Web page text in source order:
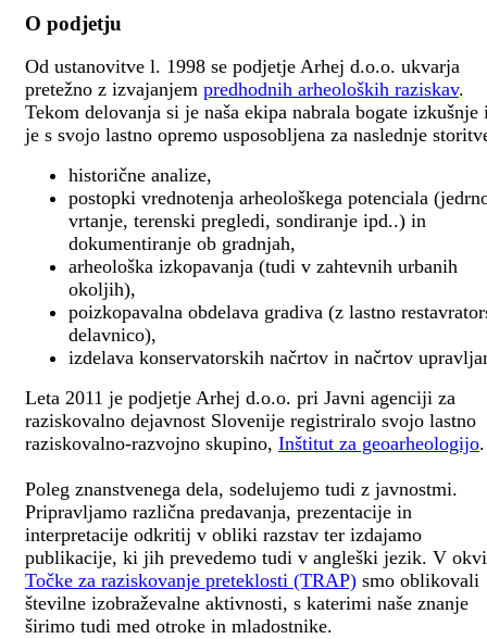
O podjetju
Od ustanovitve l. 1998 se podjetje Arhej d.o.o. ukvarja
pretežno z izvajanjem predhodnih arheoloških raziskav.
Tekom delovanja si je naša ekipa nabrala bogate izkušnje
je s svojo lastno opremo usposobljena za naslednje
historične analize,
postopki vrednotenja arheološkega potenciala
vrtanje, terenski pregledi, sondiranje ipd..) in
dokumentiranje ob gradnjah,
arheološka izkopavanja (tudi v zahtevnih urbanih
okoljih),
poizkopavalna obdelava gradiva (z lastno
delavnico),
izdelava konservatorskih načrtov in načrtov
Leta 2011 je podjetje Arhej d.o.o. pri Javni agenciji za
raziskovalno dejavnost Slovenije registriralo svojo lastno
raziskovalno-razvojno skupino, Inštitut za geoarheologijo.
Poleg znanstvenega dela, sodelujemo tudi z javnostmi.
Pripravljamo različna predavanja, prezentacije in
interpretacije odkritij v obliki razstav ter izdajamo
publikacije, ki jih prevedemo tudi v angleški jezik. V
Točke za raziskovanje preteklosti (TRAP) smo oblikovali
številne izobraževalne aktivnosti, s katerimi naše znanje
širimo tudi med otroke in mladostnike.